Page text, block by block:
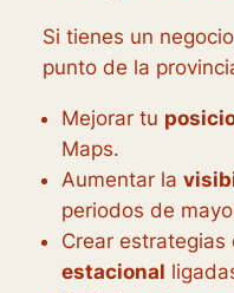
Si tienes un
punto de la
Mejorar tu
Maps.
Aumentar la
periodos de
Crear estrategias
estacional